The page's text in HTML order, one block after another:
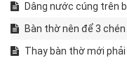
Dâng nước cúng trên
Bàn thờ nên để 3
Thay bàn thờ mới